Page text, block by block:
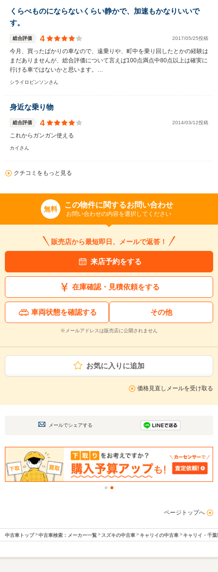
くらべものにならないくらい静かで、加速もかなりいいで
す。
総合評価 4 2017/05/25投稿
今月、買ったばかりの車なので、遠乗りや、町中を乗り回したとかの経験は
まだありませんが、総合評価について言えば100点満点中80点以上は確実に
行ける車ではないかと思います。…
シライロビンソンさん
身近な乗り物
総合評価 4 2014/03/12投稿
これからガンガン使える
カイさん
クチコミをもっと見る
無料 この物件に関するお問い合わせ
お問い合わせの内容を選択してください
販売店から最短即日、メールで返答！
来店予約をする
在庫確認・見積依頼をする
車両状態を確認する その他
※メールアドレスは販売店に公開されません
お気に入りに追加
価格見直しメールを受け取る
メールでシェアする
ページトップへ
中古車トップ 中古車検索：メーカー一覧 スズキの中古車 キャリイの中古車 キャリイ・千